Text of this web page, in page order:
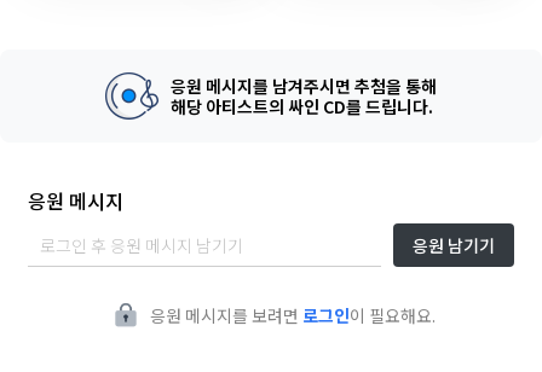
응원 메시지를 남겨주시면 추첨을 통해
해당 아티스트의 싸인 CD를 드립니다.
응원 메시지
응원 남기기
응원 메시지를 보려면 로그인이 필요해요.